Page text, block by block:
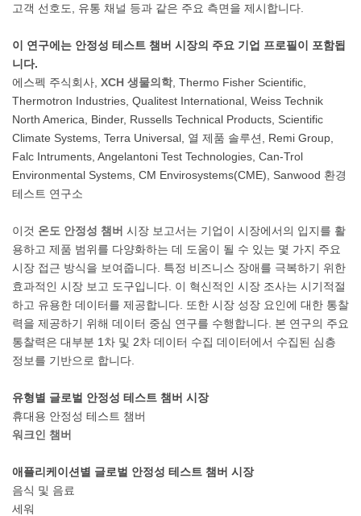
고객 선호도, 유통 채널 등과 같은 주요 측면을 제시합니다.
이 연구에는 안정성 테스트 챔버 시장의 주요 기업 프로필이 포함됩
니다.
에스펙 주식회사, XCH 생물의학, Thermo Fisher Scientific,
Thermotron Industries, Qualitest International, Weiss Technik
North America, Binder, Russells Technical Products, Scientific
Climate Systems, Terra Universal, 열 제품 솔루션, Remi Group,
Falc Intruments, Angelantoni Test Technologies, Can-Trol
Environmental Systems, CM Envirosystems(CME), Sanwood 환경
테스트 연구소
이것 온도 안정성 챔버 시장 보고서는 기업이 시장에서의 입지를 활
용하고 제품 범위를 다양화하는 데 도움이 될 수 있는 몇 가지 주요
시장 접근 방식을 보여줍니다. 특정 비즈니스 장애를 극복하기 위한
효과적인 시장 보고 도구입니다. 이 혁신적인 시장 조사는 시기적절
하고 유용한 데이터를 제공합니다. 또한 시장 성장 요인에 대한 통찰
력을 제공하기 위해 데이터 중심 연구를 수행합니다. 본 연구의 주요
통찰력은 대부분 1차 및 2차 데이터 수집 데이터에서 수집된 심층
정보를 기반으로 합니다.
유형별 글로벌 안정성 테스트 챔버 시장
휴대용 안정성 테스트 챔버
워크인 챔버
애플리케이션별 글로벌 안정성 테스트 챔버 시장
음식 및 음료
세워